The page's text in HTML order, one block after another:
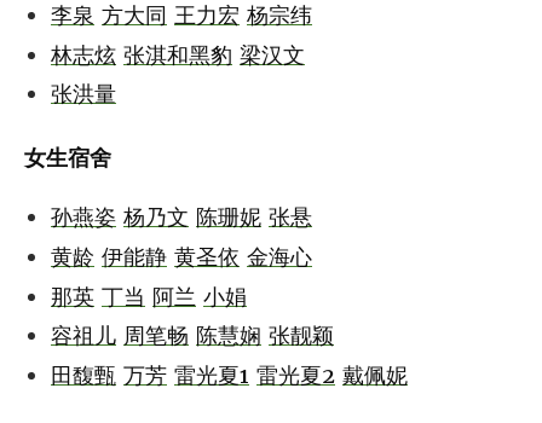
李泉 方大同 王力宏 杨宗纬
林志炫 张淇和黑豹 梁汉文
张洪量
女生宿舍
孙燕姿 杨乃文 陈珊妮 张悬
黄龄 伊能静 黄圣依 金海心
那英 丁当 阿兰 小娟
容祖儿 周笔畅 陈慧娴 张靓颖
田馥甄 万芳 雷光夏1 雷光夏2 戴佩妮